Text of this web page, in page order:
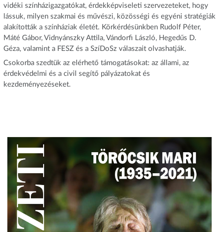
vidéki színházigazgatókat, érdekképviseleti szervezeteket, hogy
lássuk, milyen szakmai és művészi, közösségi és egyéni stratégiák
alakították a színháziak életét. Körkérdésünkben Rudolf Péter,
Máté Gábor, Vidnyánszky Attila, Vándorfi László, Hegedűs D.
Géza, valamint a FESZ és a SzíDoSz válaszait olvashatják.
Csokorba szedtük az elérhető támogatásokat: az állami, az
érdekvédelmi és a civil segítő pályázatokat és
kezdeményezéseket.